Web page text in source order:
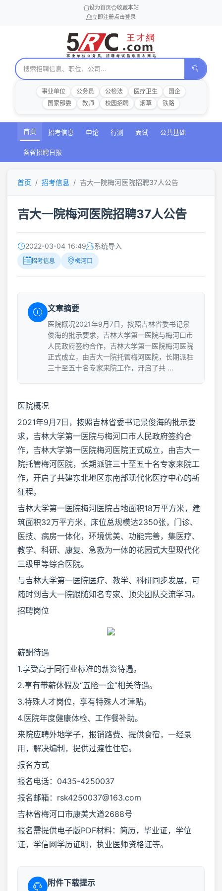
设为首页
收藏本站
立即注册点击登录
事业单位 公务员 公检法 医疗卫生
国企
国家部委
教师 校园招聘 烟草 铁路
首页 招考信息 申论 行测 面试 公共基础
各省招聘日报
首页 招考信息 吉大一院梅河医院招聘37人公告
吉大一院梅河医院招聘37人公告
2022-03-04 16:49 系统导入
招考信息 梅河口
文章摘要
医院概况2021年9月7日，按照吉林省委书记景
俊海的批示要求，吉林大学第一医院与梅河口市
人民政府签约合作，吉林大学第一医院梅河医院
正式成立，由吉大一院托管梅河医院，长期派驻
三十至五十名专家来院工作，开启了共 ...
医院概况
2021年9月7日，按照吉林省委书记景俊海的批示要
求，吉林大学第一医院与梅河口市人民政府签约合
作，吉林大学第一医院梅河医院正式成立，由吉大一
院托管梅河医院，长期派驻三十至五十名专家来院工
作，开启了共建东北地区东南部现代化医疗中心的新
征程。
吉林大学第一医院梅河医院占地面积18万平方米，建
筑面积32万平方米，床位总规模达2350张，门诊、
医技、病房一体化，环境优美、功能完善，集医疗、
教学、科研、康复、急救为一体的花园式大型现代化
三级甲等综合医院。
与吉林大学第一医院医疗、教学、科研同步发展，可
随时到吉大一院跟随知名专家、顶尖团队交流学习。
招聘岗位
薪酬待遇
1.享受高于同行业标准的薪资待遇。
2.享有带薪休假及“五险一金”相关待遇。
3.特殊人才岗位，享有特殊人才津贴。
4.医院年度健康体检、工作餐补助。
来院应聘外地学子，报销路费、提供食宿，一经录
用，解决编制，提供过渡性住宿。
报名方式
报名电话：0435-4250037
报名邮箱：rsk4250037@163.com
吉林省梅河口市康美大道2688号
报名需提供电子版PDF材料：简历，毕业证，学位
证，学信网学历证明，执业医师资格证等。
附件下载提示